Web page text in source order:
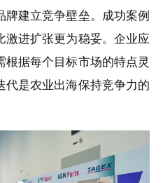
牌建立竞争壁垒。成功案例
激进扩张更为稳妥。企业应
据每个目标市场的特点灵
代是农业出海保持竞争力的